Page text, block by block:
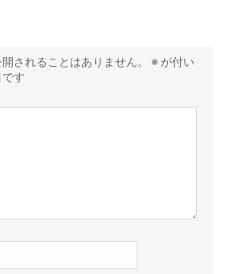
されることはありません。 ※ が付い
す